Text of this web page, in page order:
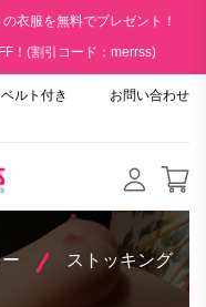
衣服を無料でプレゼント！
！(割引コード：merrss)
ルト付き
お問い合わせ
ストッキング